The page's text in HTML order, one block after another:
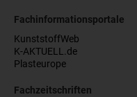
Fachinformationsportale
KunststoffWeb
K-AKTUELL.de
Plasteurope
Fachzeitschriften